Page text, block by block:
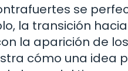
se
la transición
la aparición de
cómo una idea